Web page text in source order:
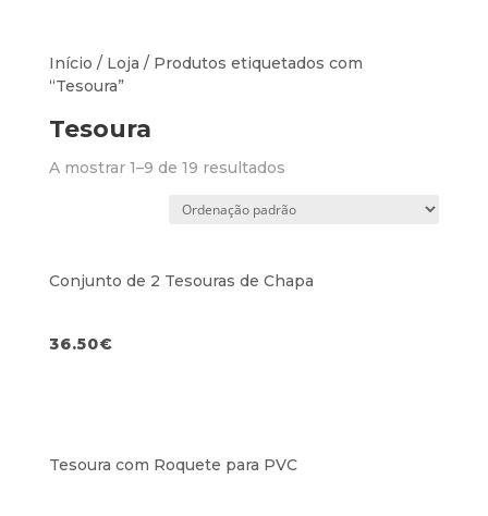
Início / Loja / Produtos etiquetados com
“Tesoura”
Tesoura
A mostrar 1–9 de 19 resultados
Conjunto de 2 Tesouras de Chapa
36.50€
Tesoura com Roquete para PVC